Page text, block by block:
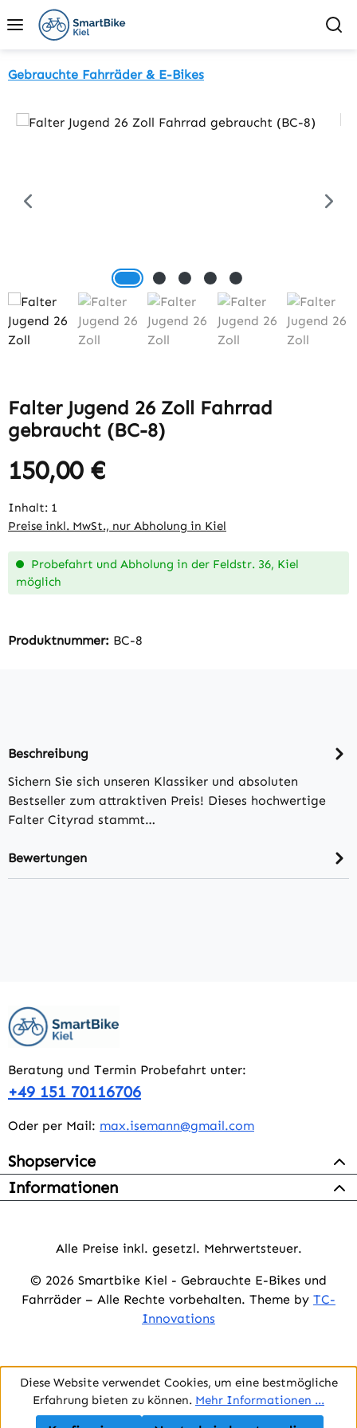
Zum Hauptinhalt springen
Gebrauchte Fahrräder & E-Bikes
Bildergalerie überspringen
Falter Jugend 26 Zoll Fahrrad
gebraucht (BC-8)
Regulärer Preis:
150,00 €
Inhalt: 1
Preise inkl. MwSt., nur Abholung in Kiel
Probefahrt und Abholung in der Feldstr. 36, Kiel
möglich
Produktnummer: BC-8
Beschreibung
Sichern Sie sich unseren Klassiker und absoluten
Bestseller zum attraktiven Preis! Dieses hochwertige
Falter Cityrad stammt…
Bewertungen
Beratung und Termin Probefahrt unter:
+49 151 70116706
Oder per Mail: max.isemann@gmail.com
Shopservice
Informationen
Alle Preise inkl. gesetzl. Mehrwertsteuer.
© 2026 Smartbike Kiel - Gebrauchte E-Bikes und
Fahrräder – Alle Rechte vorbehalten. Theme by TC-
Innovations
Diese Website verwendet Cookies, um eine bestmögliche
Erfahrung bieten zu können. Mehr Informationen ...